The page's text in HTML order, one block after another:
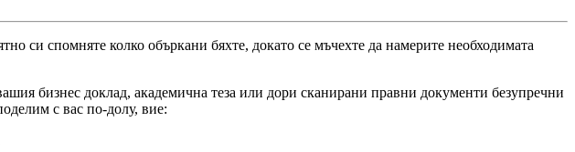
си спомняте колко объркани бяхте, докато се мъчехте да намерите необходимата
бизнес доклад, академична теза или дори сканирани правни документи безупречни
с вас по-долу, вие: